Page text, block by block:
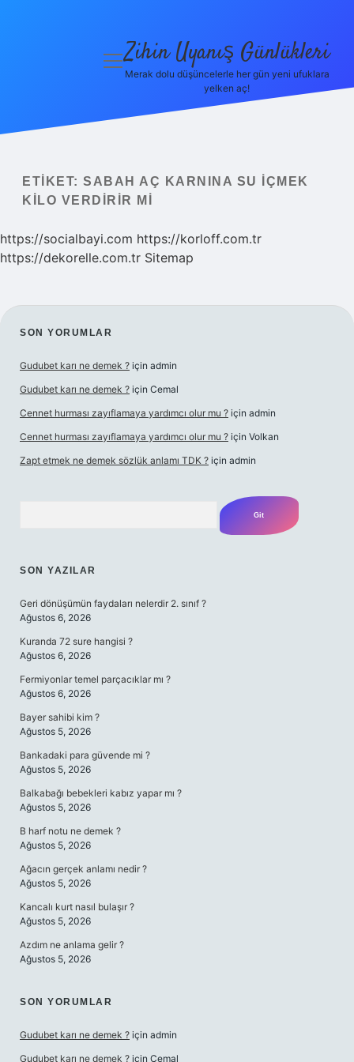
Politikası
Yasal Uyarı
menüyü
Zihin Uyanış Günlükleri
Merak dolu düşüncelerle her gün yeni ufuklara
yelken aç!
ETIKET: SABAH AÇ KARNINA SU IÇMEK
KILO VERDIRIR MI
https://socialbayi.com https://korloff.com.tr
https://dekorelle.com.tr Sitemap
SIDEBAR
SON YORUMLAR
Gudubet karı ne demek ? için admin
Gudubet karı ne demek ? için Cemal
Cennet hurması zayıflamaya yardımcı olur mu ? için admin
Cennet hurması zayıflamaya yardımcı olur mu ? için Volkan
Zapt etmek ne demek sözlük anlamı TDK ? için admin
SON YAZILAR
Geri dönüşümün faydaları nelerdir 2. sınıf ?
Ağustos 6, 2026
Kuranda 72 sure hangisi ?
Ağustos 6, 2026
Fermiyonlar temel parçacıklar mı ?
Ağustos 6, 2026
Bayer sahibi kim ?
Ağustos 5, 2026
Bankadaki para güvende mi ?
Ağustos 5, 2026
Balkabağı bebekleri kabız yapar mı ?
Ağustos 5, 2026
B harf notu ne demek ?
Ağustos 5, 2026
Ağacın gerçek anlamı nedir ?
Ağustos 5, 2026
Kancalı kurt nasıl bulaşır ?
Ağustos 5, 2026
Azdım ne anlama gelir ?
Ağustos 5, 2026
SON YORUMLAR
Gudubet karı ne demek ? için admin
Gudubet karı ne demek ? için Cemal